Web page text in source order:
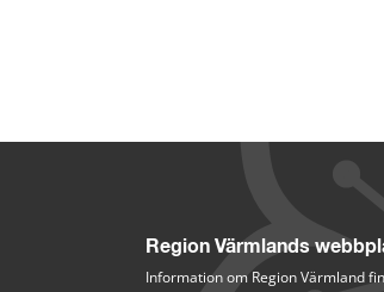
Region Värmlands
Information om Region Värmland